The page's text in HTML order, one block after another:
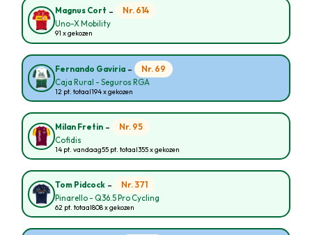
Magnus Cort - Nr. 614
Uno-X Mobility
91 x gekozen
Fernando Gaviria - Nr. 69
Caja Rural - Seguros RGA
12 pt. totaal194 x gekozen
Milan Fretin - Nr. 95
Cofidis
14 pt. vandaag55 pt. totaal355 x gekozen
Tom Pidcock - Nr. 371
Pinarello - Q36.5 Pro Cycling
62 pt. totaal808 x gekozen